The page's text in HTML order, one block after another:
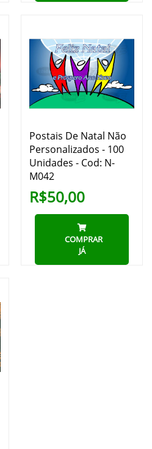
Postais De Natal Não
Personalizados - 100
Unidades - Cod: N-
M042
R$50,00
COMPRAR
JÁ